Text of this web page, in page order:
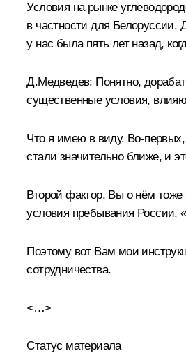
Условия на рынке
в частности для Белоруссии.
у нас была пять лет назад,
Д.Медведев: Понятно,
существенные условия,
Что я имею в виду. Во‑первых,
стали значительно ближе, и
Второй фактор, Вы о нём тоже
условия пребывания России,
Поэтому вот Вам мои
сотрудничества.
<…>
Статус материала